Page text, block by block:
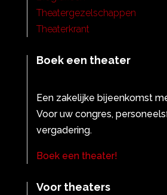
Theatergezelschappen
Theaterkrant
Boek een theater
Een zakelijke bijeenkomst
Voor uw congres,
vergadering.
Boek een theater!
Voor theaters